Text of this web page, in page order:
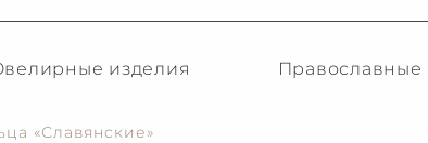
изделия Православные
«Славянские»